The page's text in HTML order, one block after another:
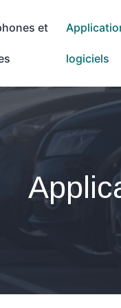
et
logiciels